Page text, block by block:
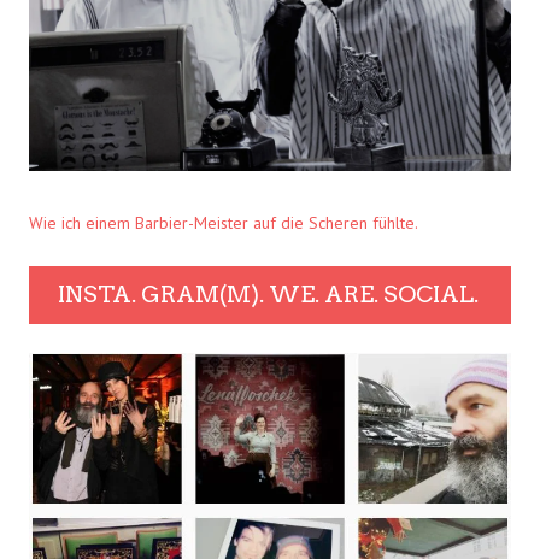
Wie ich einem Barbier-Meister auf die Scheren fühlte.
INSTA. GRAM(M). WE. ARE. SOCIAL.